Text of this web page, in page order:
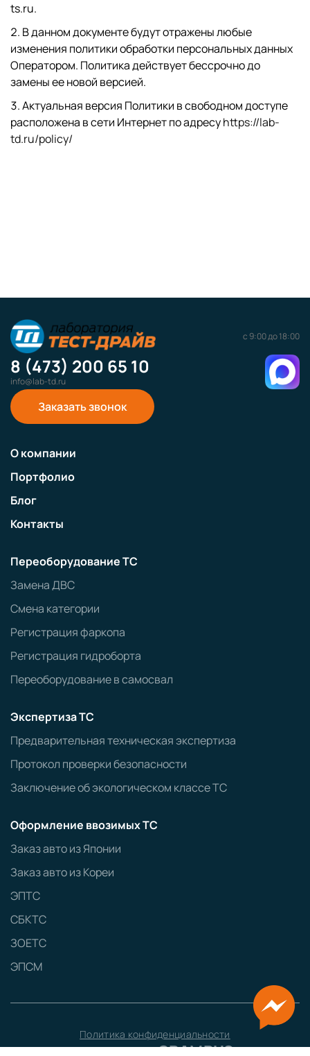
ts.ru.
В данном документе будут отражены любые
изменения политики обработки персональных данных
Оператором. Политика действует бессрочно до
замены ее новой версией.
Актуальная версия Политики в свободном доступе
расположена в сети Интернет по адресуhttps://lab-
td.ru/policy/
с 9:00 до 18:00
8 (473) 200 65 10
info@lab-td.ru
Заказать звонок
О компании
Портфолио
Блог
Контакты
Переоборудование ТС
Замена ДВС
Смена категории
Регистрация фаркопа
Регистрация гидроборта
Переоборудование в самосвал
Экспертиза ТС
Предварительная техническая экспертиза
Протокол проверки безопасности
Заключение об экологическом классе ТС
Оформление ввозимых ТС
Заказ авто из Японии
Заказ авто из Кореи
ЭПТС
СБКТС
ЗОЕТС
ЭПСМ
Политика конфиденциальности
Сайт разработанGRAMPUS